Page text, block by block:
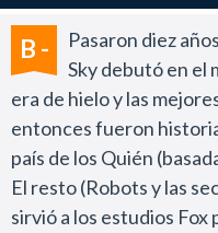
vaya apareciendo de
Buenos efectos 3D
pochoclos.
Efectista y buena. Está
B -
Pasaron diez
Sky debutó en el
era de hielo y las
entonces fueron
país de los Quién
El resto (Robots y las
sirvió a los estudios